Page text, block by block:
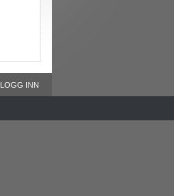
LOGG INN